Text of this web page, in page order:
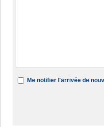
Me notifier l'arrivée de